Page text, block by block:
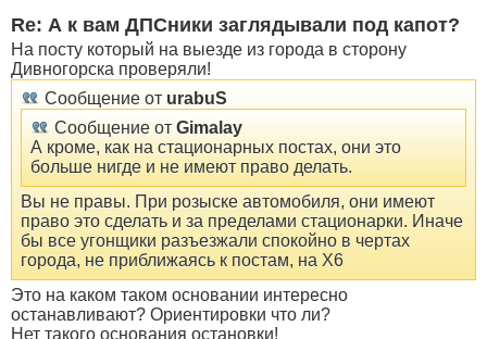
Re: А к вам ДПСники заглядывали под капот?
На посту который на выезде из города в сторону
Дивногорска проверяли!
Сообщение от urabuS
Сообщение от Gimalay
А кроме, как на стационарных постах, они это
больше нигде и не имеют право делать.
Вы не правы. При розыске автомобиля, они имеют
право это сделать и за пределами стационарки. Иначе
бы все угонщики разъезжали спокойно в чертах
города, не приближаясь к постам, на X6
Это на каком таком основании интересно
останавливают? Ориентировки что ли?
Нет такого основания остановки!